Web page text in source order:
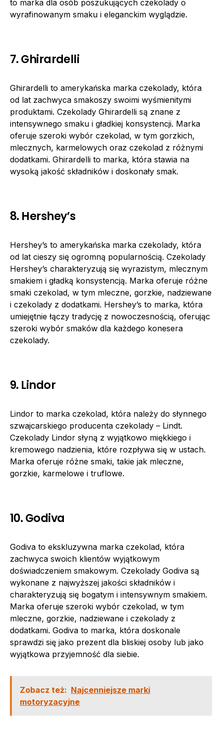
to marka dla osób poszukujących czekolady o
wyrafinowanym smaku i eleganckim wyglądzie.
7. Ghirardelli
Ghirardelli to amerykańska marka czekolady, która
od lat zachwyca smakoszy swoimi wyśmienitymi
produktami. Czekolady Ghirardelli są znane z
intensywnego smaku i gładkiej konsystencji. Marka
oferuje szeroki wybór czekolad, w tym gorzkich,
mlecznych, karmelowych oraz czekolad z różnymi
dodatkami. Ghirardelli to marka, która stawia na
wysoką jakość składników i doskonały smak.
8. Hershey’s
Hershey’s to amerykańska marka czekolady, która
od lat cieszy się ogromną popularnością. Czekolady
Hershey’s charakteryzują się wyrazistym, mlecznym
smakiem i gładką konsystencją. Marka oferuje różne
smaki czekolad, w tym mleczne, gorzkie, nadziewane
i czekolady z dodatkami. Hershey’s to marka, która
umiejętnie łączy tradycję z nowoczesnością, oferując
szeroki wybór smaków dla każdego konesera
czekolady.
9. Lindor
Lindor to marka czekolad, która należy do słynnego
szwajcarskiego producenta czekolady – Lindt.
Czekolady Lindor słyną z wyjątkowo miękkiego i
kremowego nadzienia, które rozpływa się w ustach.
Marka oferuje różne smaki, takie jak mleczne,
gorzkie, karmelowe i truflowe.
10. Godiva
Godiva to ekskluzywna marka czekolad, która
zachwyca swoich klientów wyjątkowym
doświadczeniem smakowym. Czekolady Godiva są
wykonane z najwyższej jakości składników i
charakteryzują się bogatym i intensywnym smakiem.
Marka oferuje szeroki wybór czekolad, w tym
mleczne, gorzkie, nadziewane i czekolady z
dodatkami. Godiva to marka, która doskonale
sprawdzi się jako prezent dla bliskiej osoby lub jako
wyjątkowa przyjemność dla siebie.
Zobacz też: Najcenniejsze marki
motoryzacyjne